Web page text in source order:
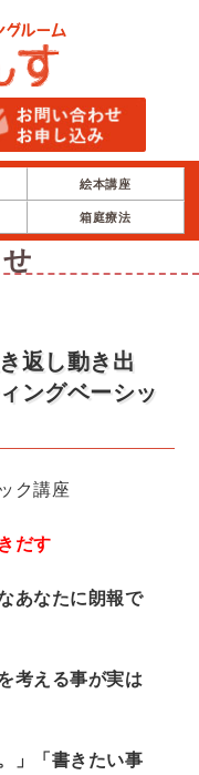
絵本講座
箱庭療法
返し動き出
ングベーシッ
ク講座
だす
あなたに朗報で
考える事が実は
」「書きたい事